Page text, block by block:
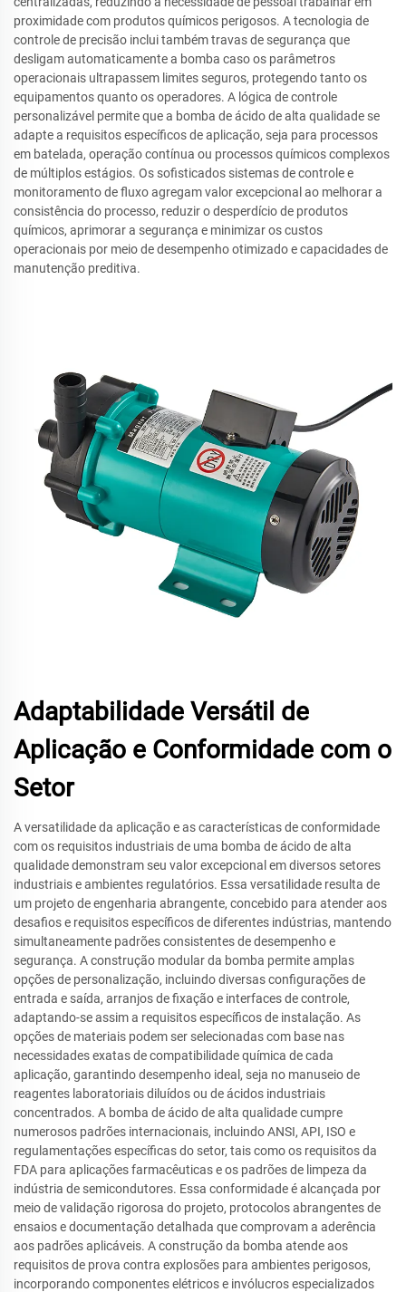
proximidade com produtos químicos perigosos. A tecnologia de
controle de precisão inclui também travas de segurança que
desligam automaticamente a bomba caso os parâmetros
operacionais ultrapassem limites seguros, protegendo tanto os
equipamentos quanto os operadores. A lógica de controle
personalizável permite que a bomba de ácido de alta qualidade se
adapte a requisitos específicos de aplicação, seja para processos
em batelada, operação contínua ou processos químicos complexos
de múltiplos estágios. Os sofisticados sistemas de controle e
monitoramento de fluxo agregam valor excepcional ao melhorar a
consistência do processo, reduzir o desperdício de produtos
químicos, aprimorar a segurança e minimizar os custos
operacionais por meio de desempenho otimizado e capacidades de
manutenção preditiva.
Adaptabilidade Versátil de
Aplicação e Conformidade com o
Setor
A versatilidade da aplicação e as características de conformidade
com os requisitos industriais de uma bomba de ácido de alta
qualidade demonstram seu valor excepcional em diversos setores
industriais e ambientes regulatórios. Essa versatilidade resulta de
um projeto de engenharia abrangente, concebido para atender aos
desafios e requisitos específicos de diferentes indústrias, mantendo
simultaneamente padrões consistentes de desempenho e
segurança. A construção modular da bomba permite amplas
opções de personalização, incluindo diversas configurações de
entrada e saída, arranjos de fixação e interfaces de controle,
adaptando-se assim a requisitos específicos de instalação. As
opções de materiais podem ser selecionadas com base nas
necessidades exatas de compatibilidade química de cada
aplicação, garantindo desempenho ideal, seja no manuseio de
reagentes laboratoriais diluídos ou de ácidos industriais
concentrados. A bomba de ácido de alta qualidade cumpre
numerosos padrões internacionais, incluindo ANSI, API, ISO e
regulamentações específicas do setor, tais como os requisitos da
FDA para aplicações farmacêuticas e os padrões de limpeza da
indústria de semicondutores. Essa conformidade é alcançada por
meio de validação rigorosa do projeto, protocolos abrangentes de
ensaios e documentação detalhada que comprovam a aderência
aos padrões aplicáveis. A construção da bomba atende aos
requisitos de prova contra explosões para ambientes perigosos,
incorporando componentes elétricos e invólucros especializados